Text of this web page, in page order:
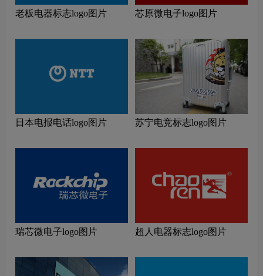
老板电器标志logo图片 芯原微电子logo图片
日本电报电话logo图片 苏宁电竞标志logo图片
瑞芯微电子logo图片 超人电器标志logo图片